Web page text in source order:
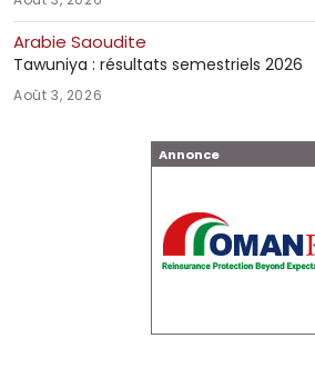
Annonce
Arabie Saoudite
Tawuniya : résultats semestriels 2026
Août 3, 2026